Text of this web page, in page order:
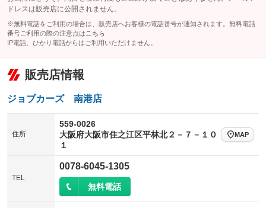
100V電源
：装備なし
センターデフロック
：装備なし
ラジコン付き
アームロール
：装備なし
：装備なし
サイドドア
：装備なし 三転ダンプ
：装備なし
：装備なし
レンタカーアップ
：装備なし
バックカメラ
：装備なし
エアロ
：装備なし
：装備なし ：装備なし
パワーシート
：装備なし
ベンチシート
：装備なし
電動格納サードシート
：装備なし シートヒーター
：装備なし
電動リアゲート
：装備なし
シートエアコン
ドレスは販売店に公開されません。
※無料電話をご利用の場合は、販売店へお客様の電話番号が通知されます。無料電話
番号ご利用の際の注意点は こちら
IP電話、ひかり電話からはご利用いただけません。
販売店情報
ジョブカーズ 南港店
住所
559-0026
大阪府大阪市住之江区平林北２－７－１０
１
MAP
TEL
0078-6045-1305
無料電話